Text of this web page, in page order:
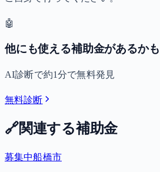
🤖
他にも使える補助金があるかも
AI診断で約1分で無料発見
無料診断
🔗関連する補助金
募集中船橋市